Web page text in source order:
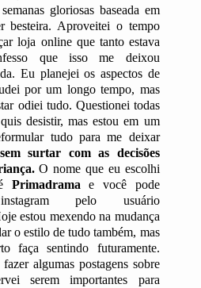
gloriosas baseada em
besteira. Aproveitei o tempo
loja online que tanto estava
que isso me deixou
Eu planejei os aspectos de
por um longo tempo, mas
odiei tudo. Questionei todas
desistir, mas estou em um
tudo para me deixar
surtar com as decisões
O nome que eu escolhi
Primadrama e você pode
pelo usuário
estou mexendo na mudança
o estilo de tudo também, mas
faça sentindo futuramente.
algumas postagens sobre
serem importantes para